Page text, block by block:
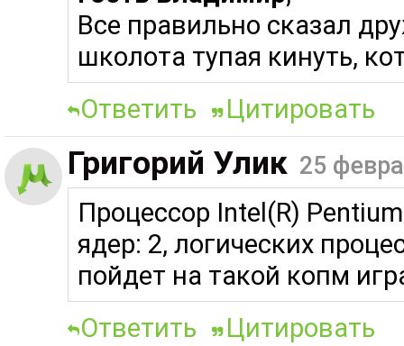
Все правильно сказал
школота тупая кинуть,
Ответить
Цитировать
Григорий Улик 25
Процессор Intel(R)
ядер: 2, логических
пойдет на такой копм
Ответить
Цитировать